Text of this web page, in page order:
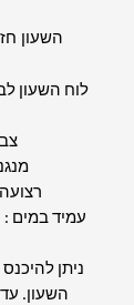
השעון
ניתן
השעון.